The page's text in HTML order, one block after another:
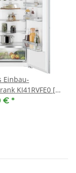
Einbau-
KI41RVFE0 [
x 56 cm,
€ *